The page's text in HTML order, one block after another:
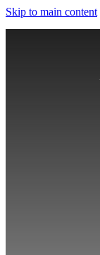
Skip to main content